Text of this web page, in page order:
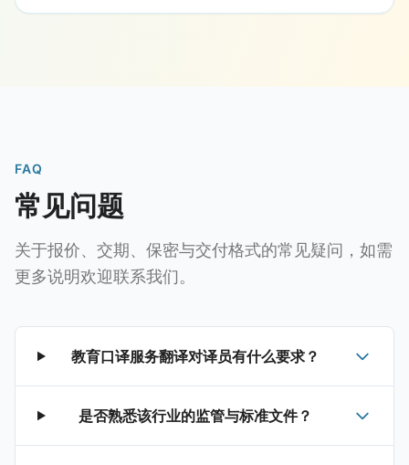
FAQ
常见问题
关于报价、交期、保密与交付格式的常见疑问，如需
更多说明欢迎联系我们。
教育口译服务翻译对译员有什么要求？
是否熟悉该行业的监管与标准文件？